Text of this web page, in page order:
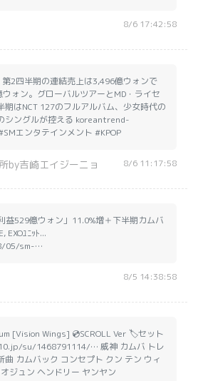
8/6 17:42:58
2四半期の連結売上は3,496億ウォンで
ォン。グローバルツアーとMD・ライセ
期はNCT 127のフルアルバム、少女時代の
シングルが控える koreantrend-
エンタテインメント #KPOP
by吉崎エイジーニョ 8/6 11:17:58
益529億ウォン」11.0%増＋下半期カムバ
EXOﾕﾆｯﾄ...
05/sm-…
8/5 14:38:58
[Vision Wings] 💿SCROLL Ver 🏷️セット
su/1468791114/… 威神 カムバ トレ
曲 カムバック コンセプト クン テン ウィ
ジュン ヘンドリー ヤンヤン